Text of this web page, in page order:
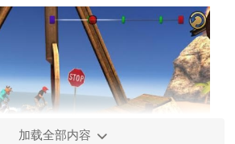
加载全部内容